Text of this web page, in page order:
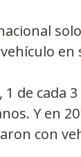
en
de cada
Y en
con